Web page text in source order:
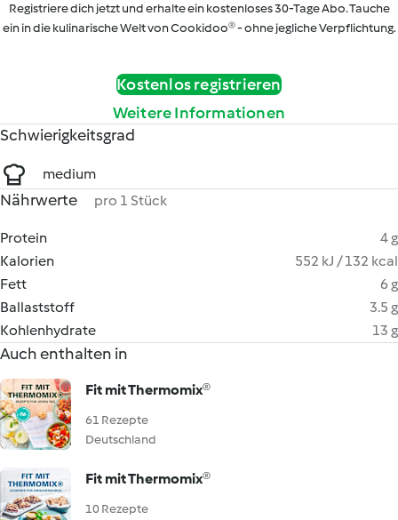
Registriere dich jetzt und erhalte ein kostenloses 30-Tage Abo. Tauche
ein in die kulinarische Welt von Cookidoo® - ohne jegliche Verpflichtung.
Kostenlos registrieren
Weitere Informationen
Schwierigkeitsgrad
medium
Nährwerte pro 1 Stück
Protein
4 g
Kalorien
552 kJ / 132 kcal
Fett
6 g
Ballaststoff
3.5 g
Kohlenhydrate
13 g
Auch enthalten in
Fit mit Thermomix®
61 Rezepte
Deutschland
Fit mit Thermomix®
10 Rezepte